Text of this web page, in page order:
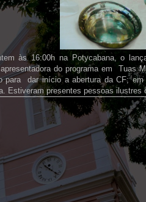
às 16:00h na Potycabana, o
do programa em Tuas
para dar início a abertura da CF;
Estiveram presentes pessoas ilustres